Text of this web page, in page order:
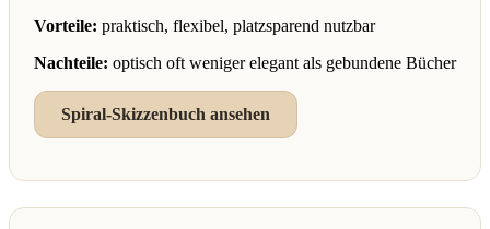
Vorteile: praktisch, flexibel, platzsparend nutzbar
Nachteile: optisch oft weniger elegant als gebundene Bücher
Spiral-Skizzenbuch ansehen